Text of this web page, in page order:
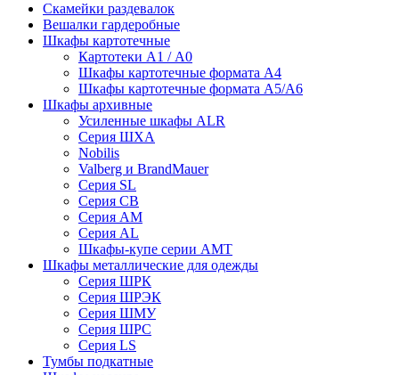
Скамейки раздевалок
Вешалки гардеробные
Шкафы картотечные
Картотеки А1 / А0
Шкафы картотечные формата А4
Шкафы картотечные формата А5/А6
Шкафы архивные
Усиленные шкафы ALR
Серия ШХА
Nobilis
Valberg и BrandMauer
Cерия SL
Серия СВ
Серия АМ
Серия AL
Шкафы-купе серии AMT
Шкафы металлические для одежды
Серия ШРК
Серия ШРЭК
Серия ШМУ
Серия ШРС
Серия LS
Тумбы подкатные